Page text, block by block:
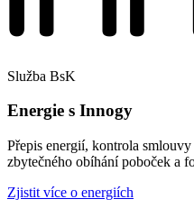
Služba BsK
Energie s Innogy
Přepis energií, kontrola
zbytečného obíhání poboček a
Zjistit více o energiích